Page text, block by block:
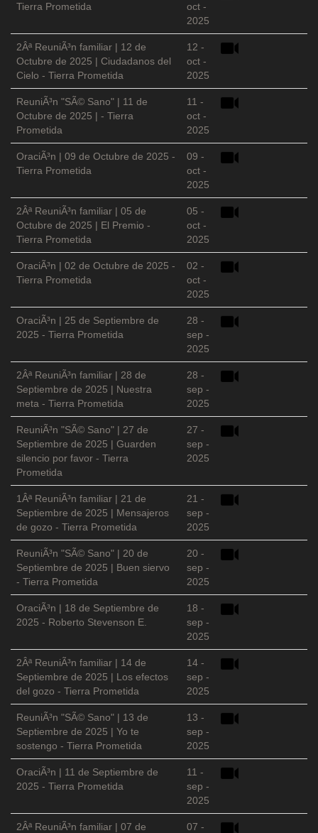
Tierra Prometida
oct -
2025
2Âª ReuniÃ³n familiar | 12 de
Octubre de 2025 | Ciudadanos del
Cielo - Tierra Prometida
12 -
oct -
2025
ReuniÃ³n "SÃ© Sano" | 11 de
Octubre de 2025 | - Tierra
Prometida
11 -
oct -
2025
OraciÃ³n | 09 de Octubre de 2025 -
Tierra Prometida
09 -
oct -
2025
2Âª ReuniÃ³n familiar | 05 de
Octubre de 2025 | El Premio -
Tierra Prometida
05 -
oct -
2025
OraciÃ³n | 02 de Octubre de 2025 -
Tierra Prometida
02 -
oct -
2025
OraciÃ³n | 25 de Septiembre de
2025 - Tierra Prometida
28 -
sep -
2025
2Âª ReuniÃ³n familiar | 28 de
Septiembre de 2025 | Nuestra
meta - Tierra Prometida
28 -
sep -
2025
ReuniÃ³n "SÃ© Sano" | 27 de
Septiembre de 2025 | Guarden
silencio por favor - Tierra
Prometida
27 -
sep -
2025
1Âª ReuniÃ³n familiar | 21 de
Septiembre de 2025 | Mensajeros
de gozo - Tierra Prometida
21 -
sep -
2025
ReuniÃ³n "SÃ© Sano" | 20 de
Septiembre de 2025 | Buen siervo
- Tierra Prometida
20 -
sep -
2025
OraciÃ³n | 18 de Septiembre de
2025 - Roberto Stevenson E.
18 -
sep -
2025
2Âª ReuniÃ³n familiar | 14 de
Septiembre de 2025 | Los efectos
del gozo - Tierra Prometida
14 -
sep -
2025
ReuniÃ³n "SÃ© Sano" | 13 de
Septiembre de 2025 | Yo te
sostengo - Tierra Prometida
13 -
sep -
2025
OraciÃ³n | 11 de Septiembre de
2025 - Tierra Prometida
11 -
sep -
2025
2Âª ReuniÃ³n familiar | 07 de 07 -